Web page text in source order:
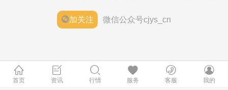
加关注 微信公众号cjys_cn
首页 资讯 行情 服务 客服 我的